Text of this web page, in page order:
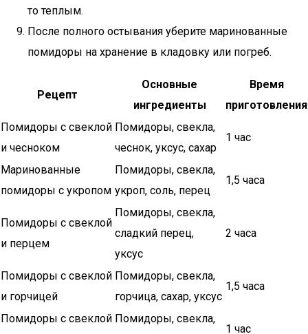
то теплым.
После полного остывания уберите маринованные
помидоры на хранение в кладовку или погреб.
Рецепт
Основные
ингредиенты
Время
приготовления
Помидоры с свеклой
и чесноком
Помидоры, свекла,
чеснок, уксус, сахар
1 час
Маринованные
помидоры с укропом
Помидоры, свекла,
укроп, соль, перец
1,5 часа
Помидоры с свеклой
и перцем
Помидоры, свекла,
сладкий перец,
уксус
2 часа
Помидоры с свеклой
и горчицей
Помидоры, свекла,
горчица, сахар, уксус
1,5 часа
Помидоры с свеклой Помидоры, свекла,
1 час